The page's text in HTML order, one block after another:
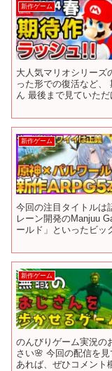
新作ゲーム
大人気マリオシリーズ
った形での復活など、
ん 最後まで見ていた
新作ゲーム
今回の注目タイトルは
レーン開発のManjuu
ールド」といったビッ
新作ゲーム
のんびりゲーム実況の
さい🌸 今回の配信を
あれば、ぜひコメント